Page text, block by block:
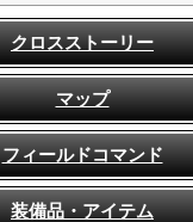
クロスストーリー
マップ
フィールドコマンド
装備品・アイテム